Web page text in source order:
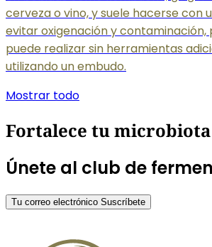
cerveza o vino, y suele hacerse con
evitar oxigenación y
puede realizar sin herramientas
utilizando un embudo.
Mostrar todo
Fortalece tu microbiota
Únete al club de
Tu correo electrónico Suscríbete